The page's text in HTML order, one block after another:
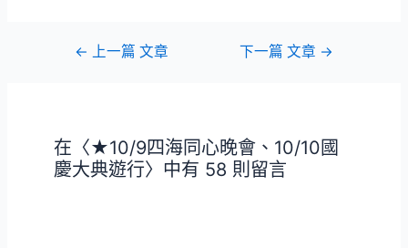
← 上一篇 文章 下一篇 文章 →
在〈★10/9四海同心晚會、10/10國
慶大典遊行〉中有 58 則留言